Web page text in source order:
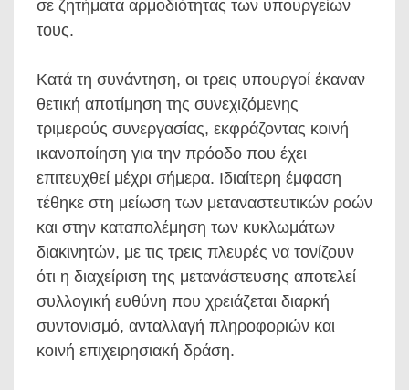
σε ζητήματα αρμοδιότητας των υπουργείων
τους.
Κατά τη συνάντηση, οι τρεις υπουργοί έκαναν
θετική αποτίμηση της συνεχιζόμενης
τριμερούς συνεργασίας, εκφράζοντας κοινή
ικανοποίηση για την πρόοδο που έχει
επιτευχθεί μέχρι σήμερα. Ιδιαίτερη έμφαση
τέθηκε στη μείωση των μεταναστευτικών ροών
και στην καταπολέμηση των κυκλωμάτων
διακινητών, με τις τρεις πλευρές να τονίζουν
ότι η διαχείριση της μετανάστευσης αποτελεί
συλλογική ευθύνη που χρειάζεται διαρκή
συντονισμό, ανταλλαγή πληροφοριών και
κοινή επιχειρησιακή δράση.